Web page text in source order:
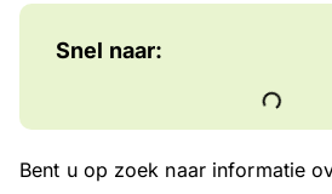
Snel naar:
Bent u op zoek naar informatie